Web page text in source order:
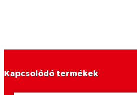
Kapcsolódó termékek